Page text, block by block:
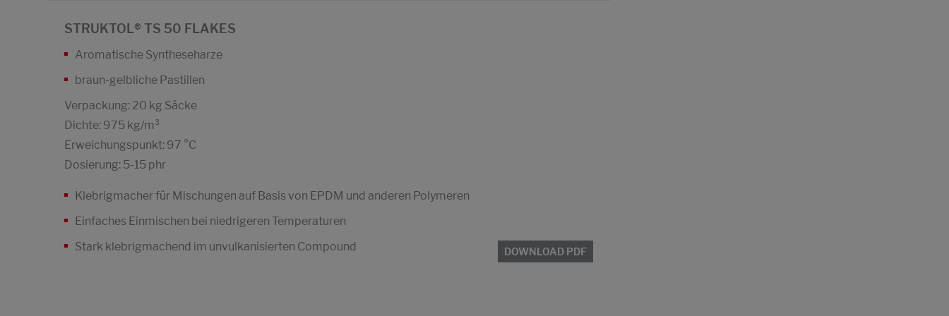
STRUKTOL® TS 50 FLAKES
Aromatische Syntheseharze
braun-gelbliche Pastillen
Verpackung: 20 kg Säcke
Dichte: 975 kg/m³
Erweichungspunkt: 97 °C
Dosierung: 5-15 phr
Klebrigmacher für Mischungen auf Basis von EPDM und anderen Polymeren
Einfaches Einmischen bei niedrigeren Temperaturen
Stark klebrigmachend im unvulkanisierten Compound
DOWNLOAD PDF